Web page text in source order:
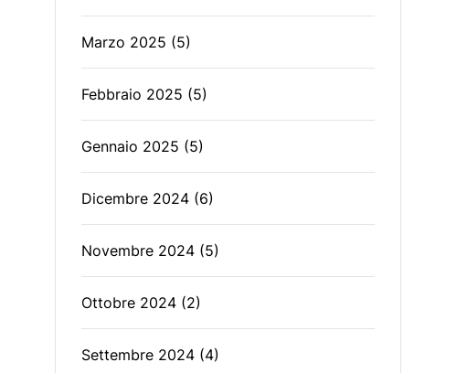
Marzo 2025 (5)
Febbraio 2025 (5)
Gennaio 2025 (5)
Dicembre 2024 (6)
Novembre 2024 (5)
Ottobre 2024 (2)
Settembre 2024 (4)